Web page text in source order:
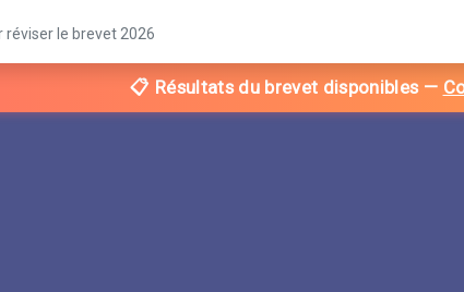
réviser le brevet 2026
📋 Résultats du brevet disponibles—